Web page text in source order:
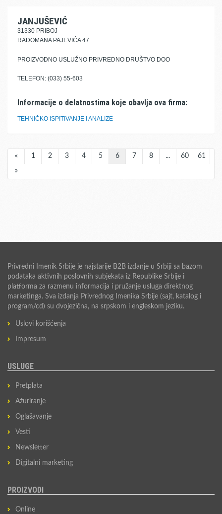
JANJUŠEVIĆ
31330 PRIBOJ
RADOMANA PAJEVIĆA 47
PROIZVODNO USLUŽNO PRIVREDNO DRUŠTVO DOO
TELEFON: (033) 55-603
Informacije o delatnostima koje obavlja ova firma:
TEHNIČKO ISPITIVANJE I ANALIZE
« 1 2 3 4 5 6 7 8 ... 60 61
»
Privredni Imenik Srbije je najstarije B2B izdanje u Srbiji sa bazom
podataka aktivnih poslovnih subjekata iz Republike Srbije i
platforma za razmenu informacija i pružanje usluga direktnog
marketinga. Sva izdanja Privrednog Imenika Srbije (sajt, katalog i
program/cd) su dvojezična, na srpskom i engleskom jeziku.
Uslovi korišćenja
Impresum
USLUGE
Pretplata
Ažuriranje
Oglašavanje
Vesti
Newsletter
Digitalni marketing
PROIZVODI
Online